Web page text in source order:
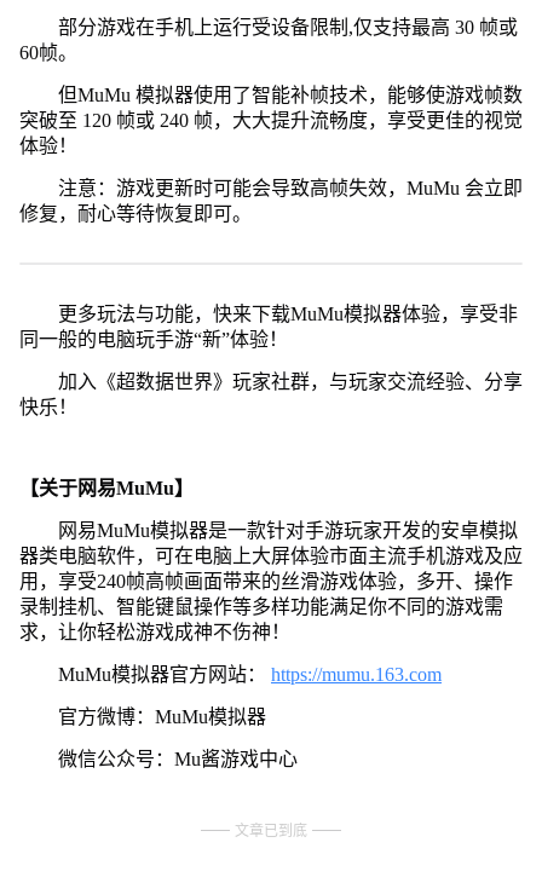
部分游戏在手机上运行受设备限制,仅支持最高 30 帧或
60帧。
但MuMu 模拟器使用了智能补帧技术，能够使游戏帧数
突破至 120 帧或 240 帧，大大提升流畅度，享受更佳的视觉
体验！
注意：游戏更新时可能会导致高帧失效，MuMu 会立即
修复，耐心等待恢复即可。
更多玩法与功能，快来下载MuMu模拟器体验，享受非
同一般的电脑玩手游“新”体验！
加入《超数据世界》玩家社群，与玩家交流经验、分享
快乐！
【关于网易MuMu】
网易MuMu模拟器是一款针对手游玩家开发的安卓模拟
器类电脑软件，可在电脑上大屏体验市面主流手机游戏及应
用，享受240帧高帧画面带来的丝滑游戏体验，多开、操作
录制挂机、智能键鼠操作等多样功能满足你不同的游戏需
求，让你轻松游戏成神不伤神！
MuMu模拟器官方网站： https://mumu.163.com
官方微博：MuMu模拟器
微信公众号：Mu酱游戏中心
文章已到底